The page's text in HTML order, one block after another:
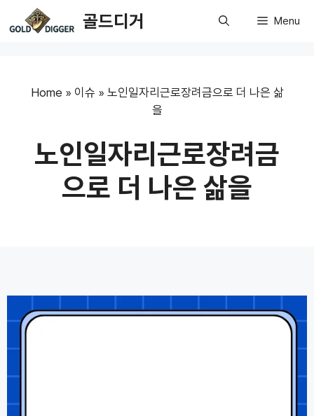
to
골드디거 Menu
Home » 이슈 » 노인일자리근로장려금으로 더 나은 삶
을
노인일자리근로장려금
으로 더 나은 삶을